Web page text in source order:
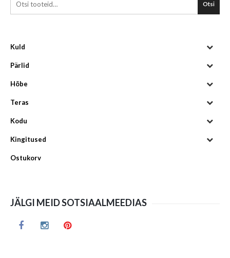
Otsi
Kuld
Pärlid
Hõbe
Teras
Kodu
Kingitused
Ostukorv
JÄLGI MEID SOTSIAALMEEDIAS